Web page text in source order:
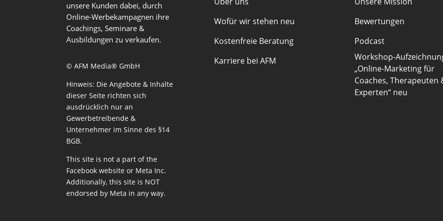
unsere Kunden dabei, durch
Online-Werbekampagnen ihre
Coachings, Seminare &
Ausbildungen zu verkaufen.
© AFM Media® GmbH
Hinweis: Die Angebote & Inhalte
dieser Seite richten sich
ausdrücklich nur an
Gewerbetreibende &
Unternehmer im Sinne des §14
BGB.
This site is not a part of the
Facebook website or Meta Inc.
Additionally, this site is NOT
endorsed by Meta in any way.
Wofür wir stehen neu
Kostenfreie Beratung
Karriere bei AFM
Bewertungen
Podcast
Workshop-
„Online-Marketing für
Coaches, Therapeuten
Experten“ neu